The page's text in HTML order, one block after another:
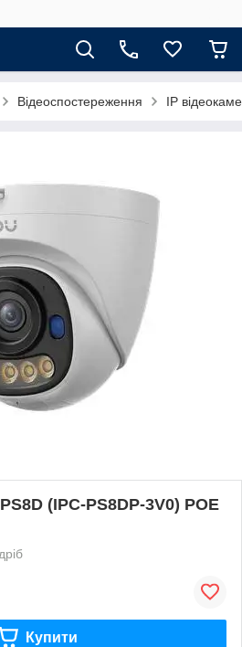
Відеоспостереження IP
(IPC-PS8DP-3V0) POE
Купити